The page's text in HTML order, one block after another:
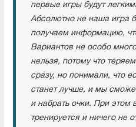
первые игры будут
Абсолютно не наша игра
получаем информацию,
Вариантов не особо
нельзя, потому что
сразу, но понимали, что
станет лучше, и мы
и набрать очки. При этом
тренируется и ничего не